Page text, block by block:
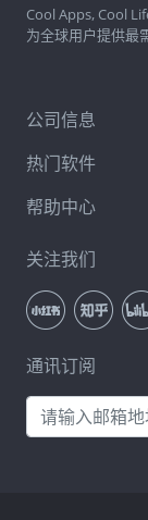
Cool Apps, Cool
为全球用户提供最
公司信息
热门软件
帮助中心
关注我们
通讯订阅